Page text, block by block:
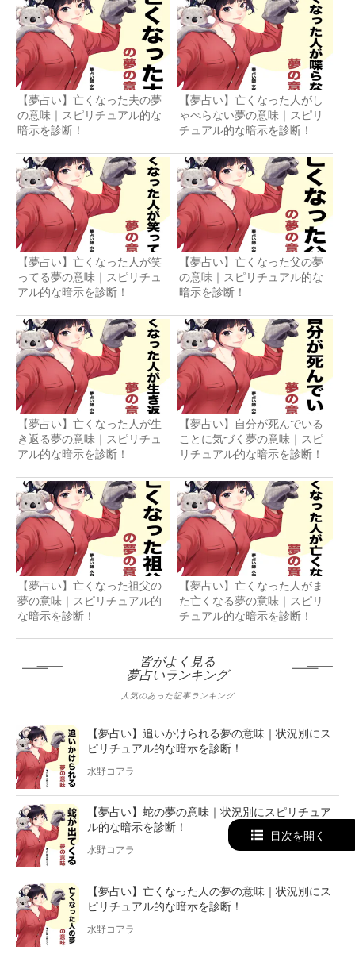
【夢占い】亡くなった夫の夢
の意味｜スピリチュアル的な
暗示を診断！
【夢占い】亡くなった人がし
ゃべらない夢の意味｜スピリ
チュアル的な暗示を診断！
【夢占い】亡くなった人が笑
ってる夢の意味｜スピリチュ
アル的な暗示を診断！
【夢占い】亡くなった父の夢
の意味｜スピリチュアル的な
暗示を診断！
【夢占い】亡くなった人が生
き返る夢の意味｜スピリチュ
アル的な暗示を診断！
【夢占い】自分が死んでいる
ことに気づく夢の意味｜スピ
リチュアル的な暗示を診断！
【夢占い】亡くなった祖父の
夢の意味｜スピリチュアル的
な暗示を診断！
【夢占い】亡くなった人がま
た亡くなる夢の意味｜スピリ
チュアル的な暗示を診断！
皆がよく見る
夢占いランキング
人気のあった記事ランキング
【夢占い】追いかけられる夢の意味｜状況別にス
ピリチュアル的な暗示を診断！
水野コアラ
【夢占い】蛇の夢の意味｜状況別にスピリチュア
ル的な暗示を診断！
水野コアラ
【夢占い】亡くなった人の夢の意味｜状況別にス
ピリチュアル的な暗示を診断！
水野コアラ
目次を開く